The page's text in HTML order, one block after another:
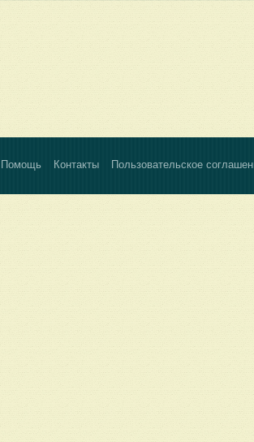
Помощь Контакты Пользовательское